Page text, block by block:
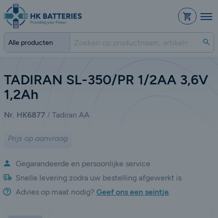
TADIRAN SL-350/PR 1/2AA 3,6V
1,2Ah
Nr. HK6877 Tadiran AA
Prijs op aanvraag
Gegarandeerde en persoonlijke service
Snelle levering zodra uw bestelling afgewerkt is
Advies op maat nodig? Geef ons een seintje.